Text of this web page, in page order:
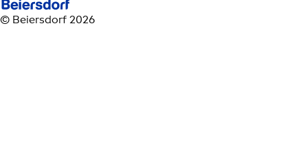
© Beiersdorf 2026